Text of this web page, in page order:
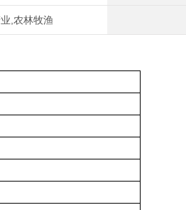
,农林牧渔